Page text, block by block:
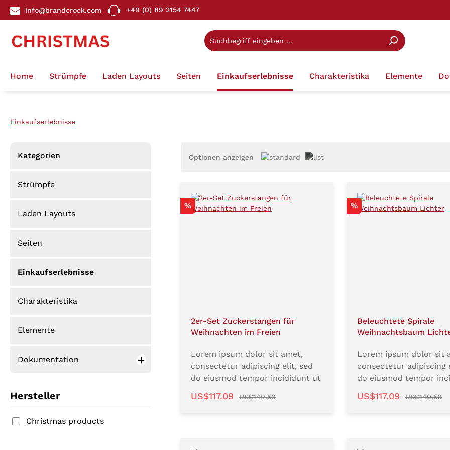
Zur Hauptnavigation springen
info@brandcrock.com +49 (0) 89 2154 7447
Home Strümpfe Laden Layouts Seiten Einkaufserlebnisse Charakteristika Elemente
Einkaufserlebnisse
Kategorien
Strümpfe
Laden Layouts
Seiten
Einkaufserlebnisse
Charakteristika
Elemente
Dokumentation
Hersteller
Christmas products
Optionen anzeigen
Rabatt
%
2er-Set Zuckerstangen für
Weihnachten im Freien
Lorem ipsum dolor sit amet,
consectetur adipiscing elit, sed
do eiusmod tempor incididunt ut
labore et dolore magna aliqua. Ut
enim ad minim veniam, quis
Verkaufspreis:
US$117.09 Regulärer Preis:
US$140.50
Rabatt
%
Beleuchtete Spirale
Weihnachtsbaum
Lorem ipsum dolor sit
consectetur adipiscing
do eiusmod tempor
labore et dolore magna
enim ad minim veniam,
Verkaufspreis:
US$117.09 Regulärer Preis:
US$140.50